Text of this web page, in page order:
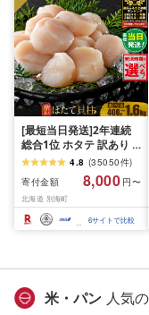
[最短当日発送]2年連続
総合1位 ホタテ 訳あり (
ふるさと納税 ほたて ふ
るさと納税 訳あり 帆立
ふるさと わけあり ホタ
テ貝柱 貝 人気 不揃い 刺
身 規格外 魚介 ランキン
グ 海鮮 冷凍 発送時期が
グ対象)
4.8 (35050件)
寄付金額
8,000 円〜
北海道 別海町
6サイトで比較
米・パン 人気